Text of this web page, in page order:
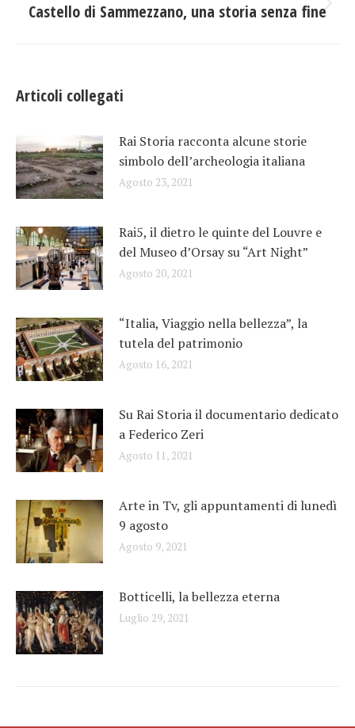
post
Prossimo
Castello di Sammezzano, una storia senza fine
Articoli collegati
Rai Storia racconta alcune storie
simbolo dell’archeologia italiana
Agosto 23, 2021
Rai5, il dietro le quinte del Louvre e
del Museo d’Orsay su “Art Night”
Agosto 20, 2021
“Italia, Viaggio nella bellezza”, la
tutela del patrimonio
Agosto 16, 2021
Su Rai Storia il documentario dedicato
a Federico Zeri
Agosto 11, 2021
Arte in Tv, gli appuntamenti di lunedì
9 agosto
Agosto 9, 2021
Botticelli, la bellezza eterna
Luglio 29, 2021